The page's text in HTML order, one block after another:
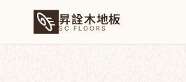
昇詮木地板
SC FLOORS